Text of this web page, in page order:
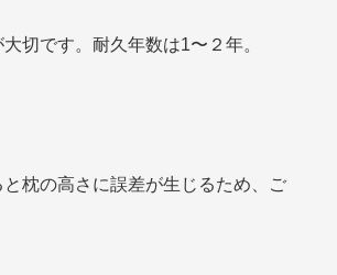
切です。耐久年数は1〜２年。
枕の高さに誤差が生じるため、ご